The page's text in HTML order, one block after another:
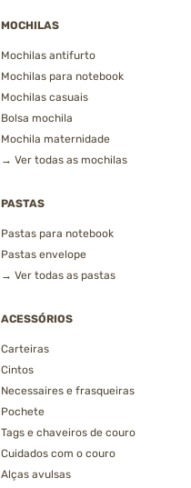
MOCHILAS
Mochilas antifurto
Mochilas para notebook
Mochilas casuais
Bolsa mochila
Mochila maternidade
→ Ver todas as mochilas
PASTAS
Pastas para notebook
Pastas envelope
→ Ver todas as pastas
ACESSÓRIOS
Carteiras
Cintos
Necessaires e frasqueiras
Pochete
Tags e chaveiros de couro
Cuidados com o couro
Alças avulsas